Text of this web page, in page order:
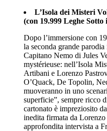
L’Isola dei Misteri
(con 19.999 Leghe
Dopo l’immersione con
la seconda grande
Capitano Nemo di Jules
mystérieuse: nell’Isola
Artibani e Lorenzo
O’Quack, De Topolin,
muoveranno in uno
superficie”, sempre ricco
cartonato è impreziosito
inedita firmata da
approfondita intervista a